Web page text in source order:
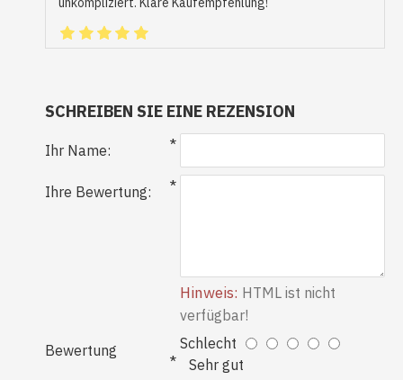
SCHREIBEN SIE EINE REZENSION
Ihr Name:
Ihre Bewertung:
Hinweis: HTML ist nicht
verfügbar!
Bewertung
Schlecht
Sehr gut